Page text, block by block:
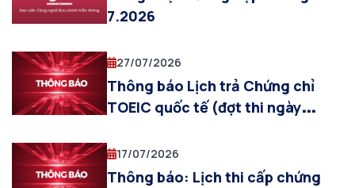
7.2026
27/07/2026
Thông báo Lịch trả Chứng chỉ
TOEIC quốc tế (đợt thi ngày
17/07/2026
Thông báo: Lịch thi cấp chứng